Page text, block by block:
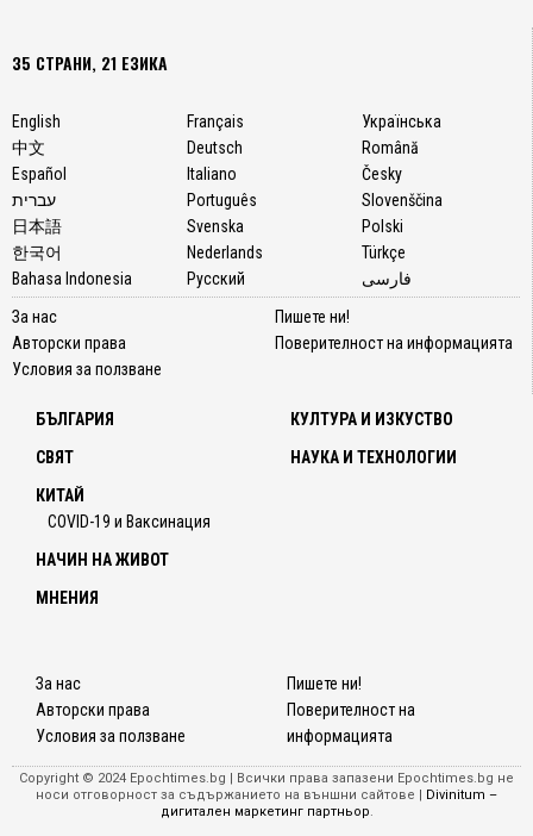
то
хората
на
35 СТРАНИ, 21 ЕЗИКА
English
中文
Español
עברית
日本語
한국어
Bahasa Indonesia
Français
Deutsch
Italiano
Português
Svenska
Nederlands
Русский
Українська
Română
Česky
Slovenščina
Polski
Türkçe
فارسی
За нас
Авторски права
Условия за ползване
Пишете ни!
Поверителност на информацията
БЪЛГАРИЯ
СВЯТ
КИТАЙ
COVID-19 и Ваксинация
КУЛТУРА И ИЗКУСТВО
НАУКА И ТЕХНОЛОГИИ
НАЧИН НА ЖИВОТ
МНЕНИЯ
За нас
Авторски права
Условия за ползване
Пишете ни!
Поверителност на
информацията
Copyright © 2024 Epochtimes.bg | Всички права запазени Epochtimes.bg не
носи отговорност за съдържанието на външни сайтове | Divinitum –
дигитален маркетинг партньор.